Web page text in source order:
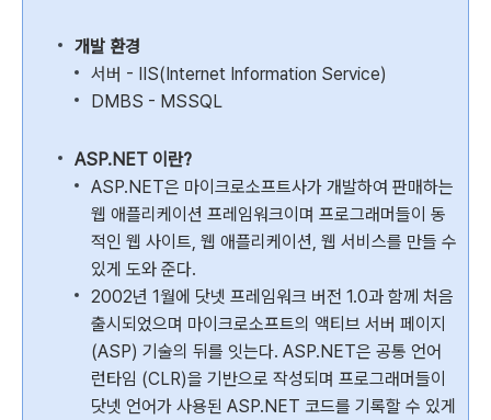
개발 환경
서버 - IIS(Internet Information Service)
DMBS - MSSQL
ASP.NET 이란?
ASP.NET은 마이크로소프트사가 개발하여 판매하는
웹 애플리케이션 프레임워크이며 프로그래머들이 동
적인 웹 사이트, 웹 애플리케이션, 웹 서비스를 만들 수
있게 도와 준다.
2002년 1월에 닷넷 프레임워크 버전 1.0과 함께 처음
출시되었으며 마이크로소프트의 액티브 서버 페이지
(ASP) 기술의 뒤를 잇는다. ASP.NET은 공통 언어
런타임 (CLR)을 기반으로 작성되며 프로그래머들이
닷넷 언어가 사용된 ASP.NET 코드를 기록할 수 있게